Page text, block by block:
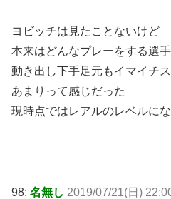
ヨビッチは見たことないけど
本来はどんなプレーをする選
動き出し下手足元もイマイチ
あまりって感じだった
現時点ではレアルのレベルに
98: 名無し 2019/07/21(日)